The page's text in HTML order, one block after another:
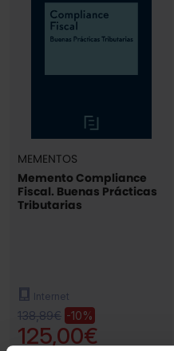
MEMENTOS
Memento Compliance
Fiscal. Buenas Prácticas
Tributarias
Internet
138,89€ -10%
125,00€